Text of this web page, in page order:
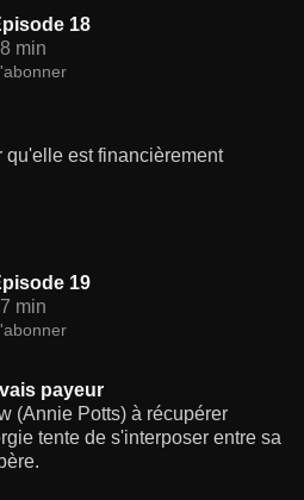
18
min
qu'elle est financièrement
19
min
payeur
(Annie Potts) à récupérer
tente de s'interposer entre sa